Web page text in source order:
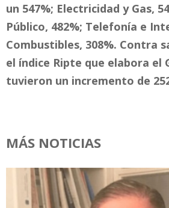
un 547%; Electricidad y Gas,
Público, 482%; Telefonía e
Combustibles, 308%. Contra
el índice Ripte que elabora el
tuvieron un incremento de
MÁS NOTICIAS